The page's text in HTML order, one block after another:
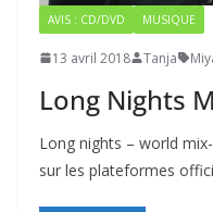
AVIS : CD/DVD MUSIQUE
13 avril 2018 Tanja
Long Nights
Long nights – world
sur les plateformes